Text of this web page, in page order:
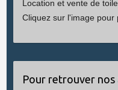
Location et vente de
Cliquez sur l'image pour
Pour retrouver nos